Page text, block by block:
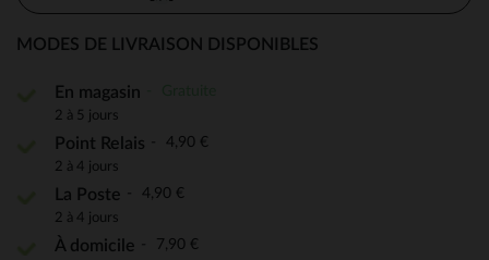
MODES DE LIVRAISON DISPONIBLES
En magasin
2 à 5 jours
Point Relais 4,90 €
2 à 4 jours
La Poste 4,90 €
2 à 4 jours
À domicile 7,90 €